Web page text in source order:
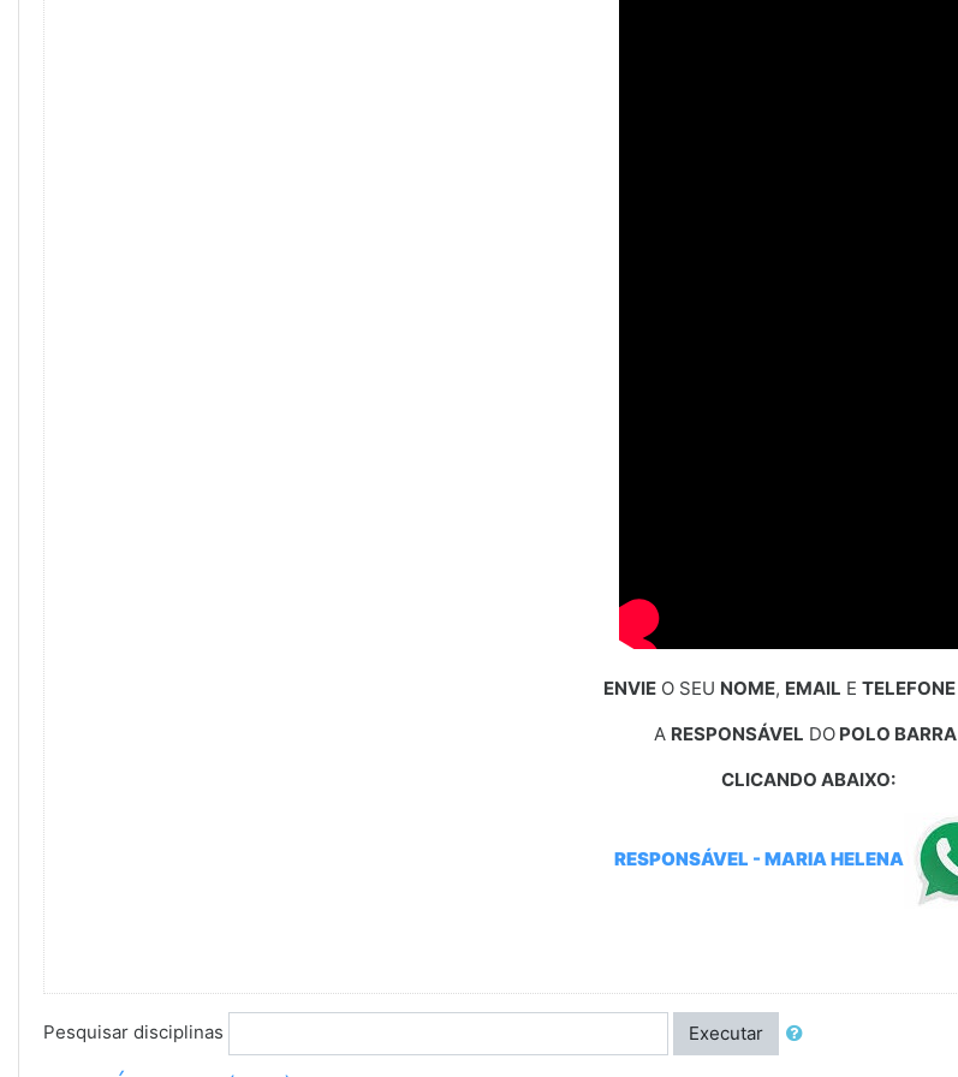
ENVIE O SEU NOME, EMAIL E TELEFONE
A RESPONSÁVEL DO POLO BARRA
CLICANDO ABAIXO:
RESPONSÁVEL - MARIA HELENA
Pesquisar disciplinas Executar